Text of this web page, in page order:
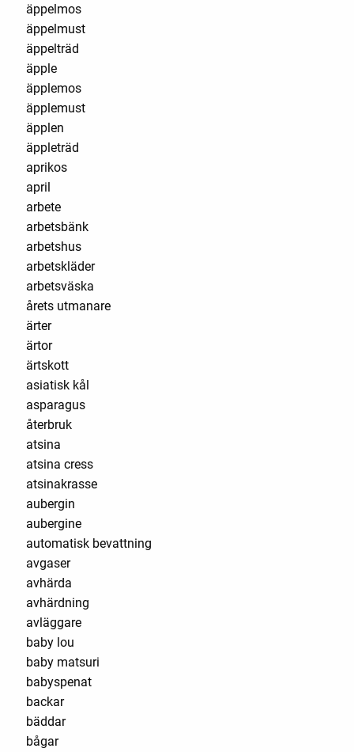
äppelmos
äppelmust
äppelträd
äpple
äpplemos
äpplemust
äpplen
äppleträd
aprikos
april
arbete
arbetsbänk
arbetshus
arbetskläder
arbetsväska
årets utmanare
ärter
ärtor
ärtskott
asiatisk kål
asparagus
återbruk
atsina
atsina cress
atsinakrasse
aubergin
aubergine
automatisk bevattning
avgaser
avhärda
avhärdning
avläggare
baby lou
baby matsuri
babyspenat
backar
bäddar
bågar